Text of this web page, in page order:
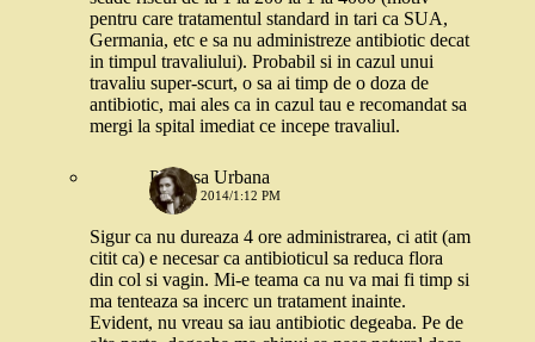
pentru care tratamentul standard in tari ca SUA,
Germania, etc e sa nu administreze antibiotic decat
in timpul travaliului). Probabil si in cazul unui
travaliu super-scurt, o sa ai timp de o doza de
antibiotic, mai ales ca in cazul tau e recomandat sa
mergi la spital imediat ce incepe travaliul.
Printesa Urbana
3 IUNIE 2014/1:12 PM
Sigur ca nu dureaza 4 ore administrarea, ci atit (am
citit ca) e necesar ca antibioticul sa reduca flora
din col si vagin. Mi-e teama ca nu va mai fi timp si
ma tenteaza sa incerc un tratament inainte.
Evident, nu vreau sa iau antibiotic degeaba. Pe de